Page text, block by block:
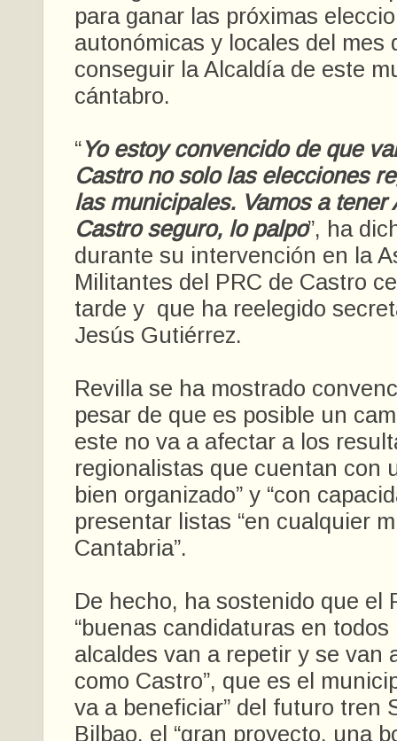
para ganar las próximas
autonómicas y locales del mes
conseguir la Alcaldía de este
cántabro.
“Yo estoy convencido de que
Castro no solo las elecciones
las municipales. Vamos a tener
Castro seguro, lo palpo”, ha
durante su intervención en la
Militantes del PRC de Castro
tarde y que ha reelegido
Jesús Gutiérrez.
Revilla se ha mostrado
pesar de que es posible un
este no va a afectar a los
regionalistas que cuentan con
bien organizado” y “con
presentar listas “en cualquier
Cantabria”.
De hecho, ha sostenido que el
“buenas candidaturas en
alcaldes van a repetir y se van
como Castro”, que es el
va a beneficiar” del futuro tren
Bilbao, el “gran proyecto, una